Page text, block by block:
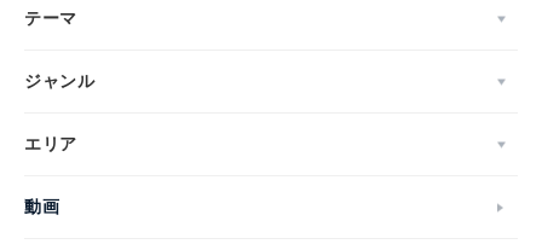
テーマ
ジャンル
エリア
動画